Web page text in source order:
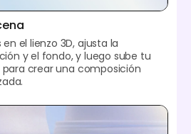
el lienzo 3D, ajusta la
y el fondo, y luego sube tu
crear una composición